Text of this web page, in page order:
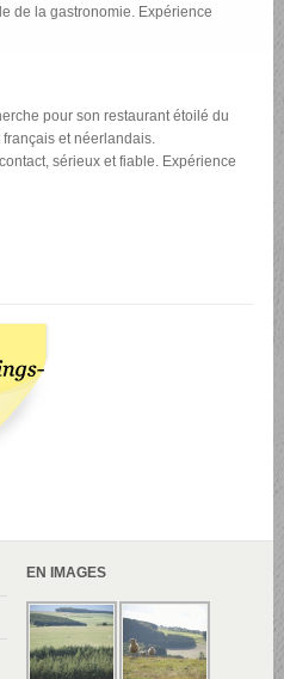
de la gastronomie. Expérience
pour son restaurant étoilé du
et néerlandais.
sérieux et fiable. Expérience
EN IMAGES